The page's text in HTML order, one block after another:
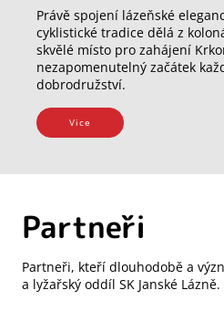
Právě spojení lázeňské
cyklistické tradice dělá z
skvělé místo pro zahájení
nezapomenutelný začátek
dobrodružství.
Vice
Partneři
Partneři, kteří dlouhodobě a
a lyžařský oddíl SK Janské Lázně.